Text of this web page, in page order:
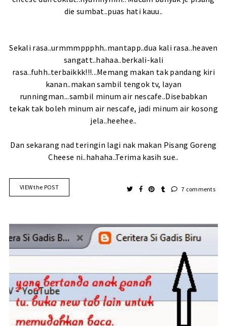
die sumbat..puas hati kauu..
Sekali rasa..urmmmppphh..mantapp..dua kali rasa..heaven
sangatt..hahaa..berkali-kali
rasa..fuhh..terbaikkk!!!...Memang makan tak pandang kiri
kanan..makan sambil tengok tv, layan
runningman...sambil minum air nescafe..Disebabkan
tekak tak boleh minum air nescafe, jadi minum air kosong
jela..heehee..
Dan sekarang nad teringin lagi nak makan Pisang Goreng
Cheese ni..hahaha..Terima kasih sue..
VIEW the POST 7 comments